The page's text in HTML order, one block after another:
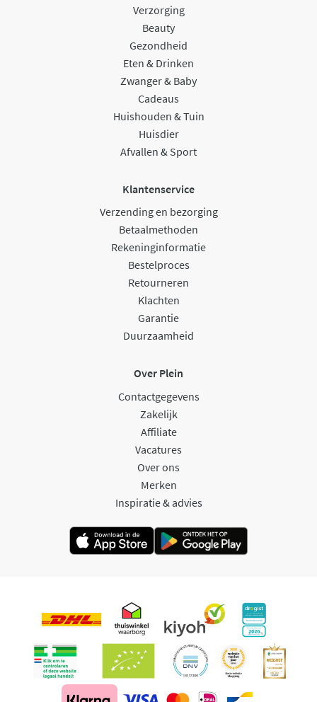
Verzorging
Beauty
Gezondheid
Eten & Drinken
Zwanger & Baby
Cadeaus
Huishouden & Tuin
Huisdier
Afvallen & Sport
Klantenservice
Verzending en bezorging
Betaalmethoden
Rekeninginformatie
Bestelproces
Retourneren
Klachten
Garantie
Duurzaamheid
Over Plein
Contactgegevens
Zakelijk
Affiliate
Vacatures
Over ons
Merken
Inspiratie & advies